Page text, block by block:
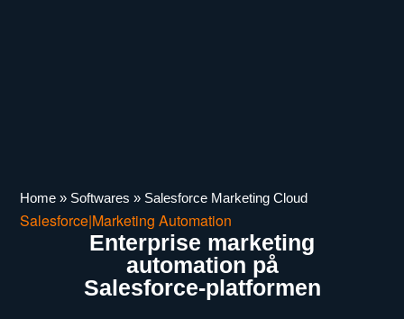
Home » Softwares » Salesforce Marketing Cloud
Salesforce|Marketing Automation
Enterprise marketing
automation på
Salesforce-platformen